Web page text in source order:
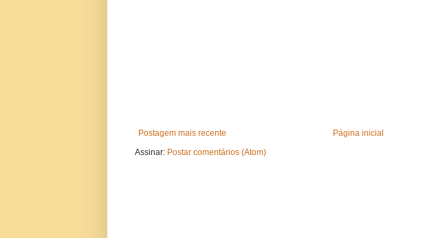
Postagem mais recente
Página inicial
Assinar: Postar comentários (Atom)